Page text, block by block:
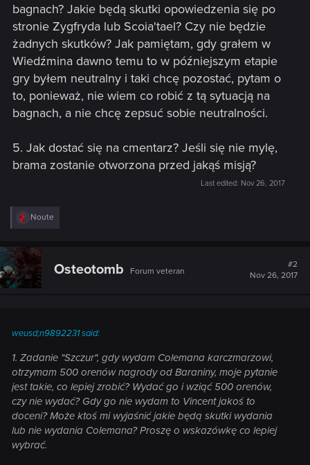
bagnach? Jakie będą skutki opowiedzenia się po
stronie Zygfryda lub Scoia'tael? Czy nie będzie
żadnych skutków? Jak pamiętam, gdy grałem w
Wiedźmina dawno temu to w późniejszym etapie
gry byłem neutralny i taki chcę pozostać, pytam o
to, ponieważ, nie wiem co robić z tą sytuacją na
bagnach, a nie chcę zepsuć sobie neutralności.
5. Jak dostać się na cmentarz? Jeśli się nie mylę,
brama zostanie otworzona przed jakąś misją?
Last edited: Nov 26, 2017
R
e
c
t
i
o
Noute
Osteotomb Forum veteran
#2
Nov 26, 2017
weusd;n9892231 said:
1. Zadanie "Szczur", gdy wydam Colemana karczmarzowi,
otrzymam 500 orenów nagrody od Baraniny, moje pytanie
jest takie, co lepiej zrobić? Wydać go i wziąć 500 orenów,
czy nie wydać? Gdy go nie wydam to Vincent jakoś to
doceni? Może ktoś mi wyjaśnić jakie będą skutki wydania
lub nie wydania Colemana? Proszę o wskazówkę co lepiej
wybrać.